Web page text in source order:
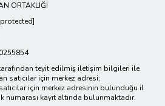
ORTAKLIĞI
tarafından teyit edilmiş iletişim bilgileri ile
satıcılar için merkez adresi;
için merkez adresinin bulunduğu il
kayıt altında bulunmaktadır.